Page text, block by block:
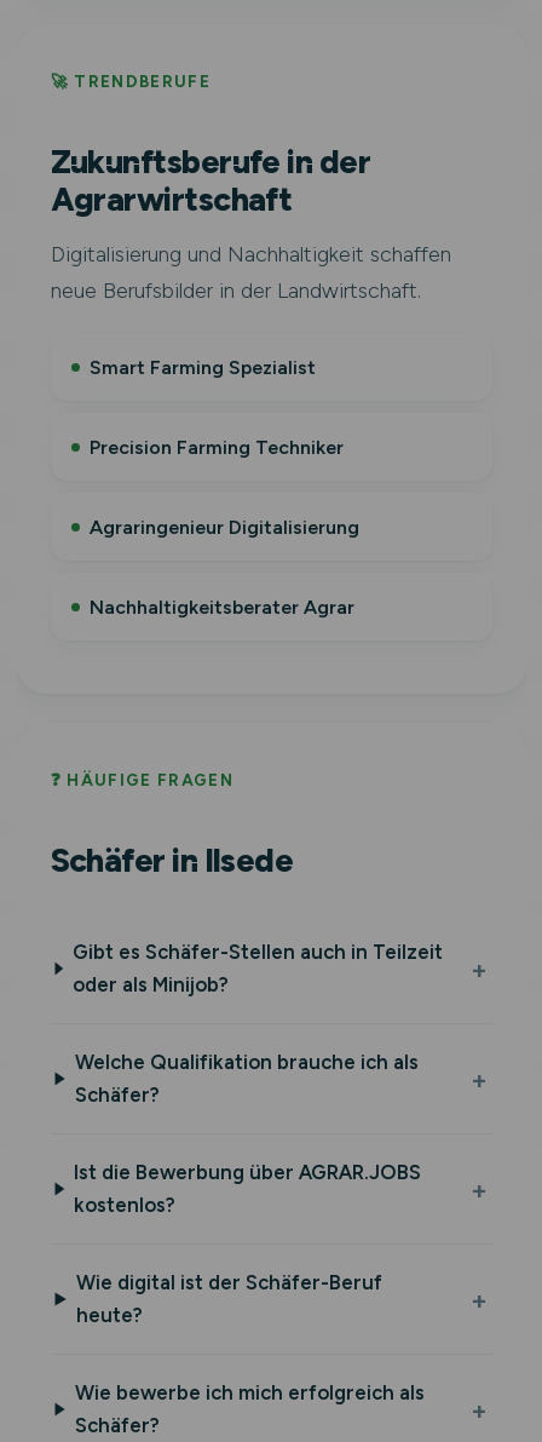
🚀 TRENDBERUFE
Zukunftsberufe in der
Agrarwirtschaft
Digitalisierung und Nachhaltigkeit schaffen
neue Berufsbilder in der Landwirtschaft.
Smart Farming Spezialist
Precision Farming Techniker
Agraringenieur Digitalisierung
Nachhaltigkeitsberater Agrar
❓ HÄUFIGE FRAGEN
Schäfer in Ilsede
Gibt es Schäfer-Stellen auch in Teilzeit
oder als Minijob?
Welche Qualifikation brauche ich als
Schäfer?
Ist die Bewerbung über AGRAR.JOBS
kostenlos?
Wie digital ist der Schäfer-Beruf
heute?
Wie bewerbe ich mich erfolgreich als
Schäfer?